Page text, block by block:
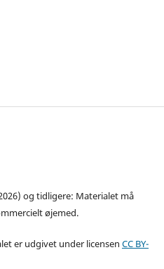
og tidligere: Materialet må
øjemed.
er udgivet under licensen CC BY-